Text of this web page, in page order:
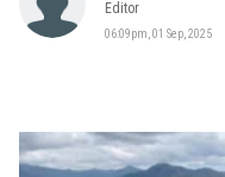
Editor
06:09pm, 01 Sep, 2025